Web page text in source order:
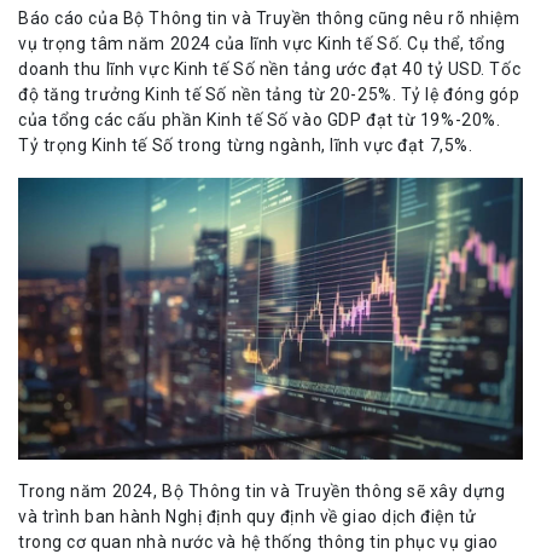
Báo cáo của Bộ Thông tin và Truyền thông cũng nêu rõ nhiệm
vụ trọng tâm năm 2024 của lĩnh vực Kinh tế Số . Cụ thể, tổng
doanh thu lĩnh vực Kinh tế Số nền tảng ước đạt 40 tỷ USD. Tốc
độ tăng trưởng Kinh tế Số nền tảng từ 20-25%. Tỷ lệ đóng góp
của tổng các cấu phần Kinh tế Số vào GDP đạt từ 19%-20%.
Tỷ trọng Kinh tế Số trong từng ngành, lĩnh vực đạt 7,5%.
Trong năm 2024, Bộ Thông tin và Truyền thông sẽ xây dựng
và trình ban hành Nghị định quy định về giao dịch điện tử
trong cơ quan nhà nước và hệ thống thông tin phục vụ giao